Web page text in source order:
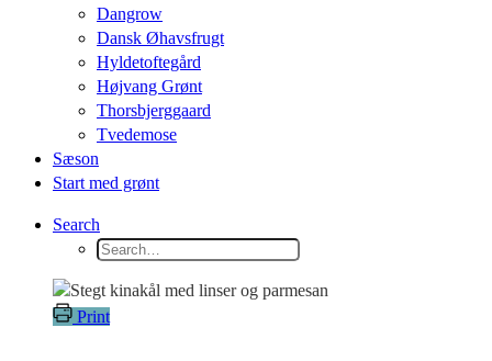
Dangrow
Dansk Øhavsfrugt
Hyldetoftegård
Højvang Grønt
Thorsbjerggaard
Tvedemose
Sæson
Start med grønt
Search
Print